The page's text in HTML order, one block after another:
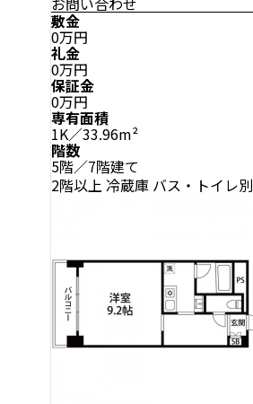
敷金
0万円
礼金
0万円
保証金
0万円
専有面積
1K／33.96m²
階数
5階／7階建て
2階以上 冷蔵庫 バス・トイレ別